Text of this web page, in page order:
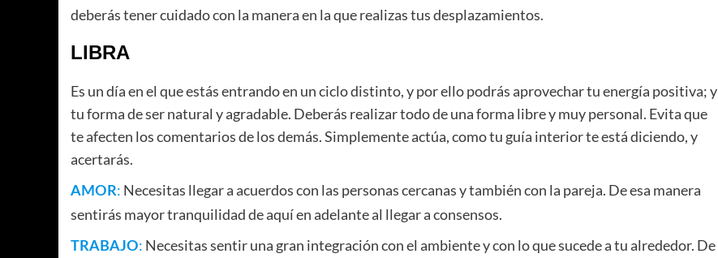
deberás tener cuidado con la manera en la que realizas tus desplazamientos.
LIBRA
Es un día en el que estás entrando en un ciclo distinto, y por ello podrás aprovechar tu energía positiva; y
tu forma de ser natural y agradable. Deberás realizar todo de una forma libre y muy personal. Evita que
te afecten los comentarios de los demás. Simplemente actúa, como tu guía interior te está diciendo, y
acertarás.
AMOR: Necesitas llegar a acuerdos con las personas cercanas y también con la pareja. De esa manera
sentirás mayor tranquilidad de aquí en adelante al llegar a consensos.
TRABAJO: Necesitas sentir una gran integración con el ambiente y con lo que sucede a tu alrededor. De